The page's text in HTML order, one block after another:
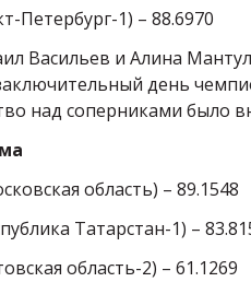
Петербург-1) – 88.6970
Васильев и Алина
день
над соперниками было
область) – 89.1548
Татарстан-1) –
область-2) – 61.1269